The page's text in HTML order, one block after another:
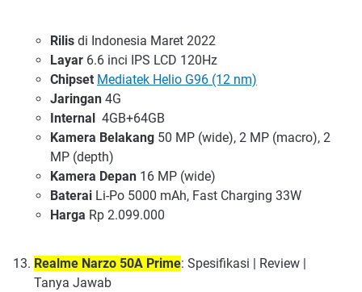
Rilis di Indonesia Maret 2022
Layar 6.6 inci IPS LCD 120Hz
Chipset Mediatek Helio G96 (12 nm)
Jaringan 4G
Internal
4GB+64GB
Kamera Belakang 50 MP (wide), 2 MP (macro), 2
MP (depth)
Kamera Depan 16 MP (wide)
Baterai Li-Po 5000 mAh, Fast Charging 33W
Harga Rp 2.099.000
Realme Narzo 50A Prime: Spesifikasi | Review |
Tanya Jawab